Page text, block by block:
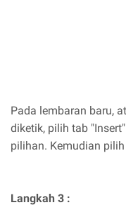
Pada lembaran baru,
diketik, pilih tab
pilihan. Kemudian
Langkah 3 :